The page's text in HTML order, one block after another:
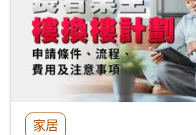
家居